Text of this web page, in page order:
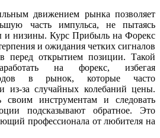
движением рынка позволяет
часть импульса, не пытаясь
и низины. Курс Прибыль на Форекс
и ожидания четких сигналов
перед открытием позиции. Такой
на форекс, избегая
в рынок, которые часто
из-за случайных колебаний цены.
своим инструментам и следовать
подсказывают обратное. Это
профессионала от любителя на